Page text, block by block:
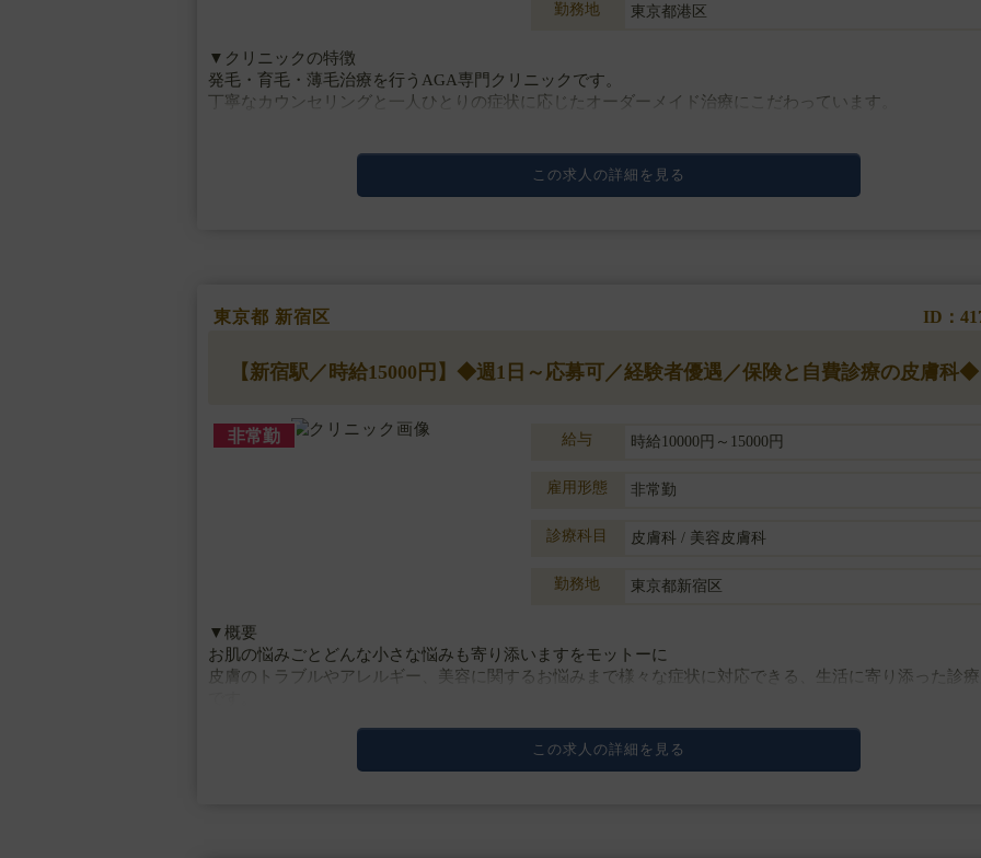
勤務地 東京都港区
▼クリニックの特徴
発毛・育毛・薄毛治療を行うAGA専門クリニックです。
丁寧なカウンセリングと一人ひとりの症状に応じたオーダーメイド治療にこだわっています。
この求人の詳細を見る
東京都 新宿区 ID：
【新宿駅／時給15000円】◆週1日～応募可／経験者優遇／保険と自費診療の皮膚科◆
非常勤 給与 時給10000円～15000円
雇用形態 非常勤
診療科目 皮膚科 / 美容皮膚科
勤務地 東京都新宿区
▼概要
お肌の悩みごとどんな小さな悩みも寄り添いますをモットーに
皮膚のトラブルやアレルギー、美容に関するお悩みまで様々な症状に対応できる、生活に寄り添った診
ニキビ、アトピー、花粉症、蕁麻疹、アレルギー疾患、アレルギー検査ララピール、CO2フラクショナ
この求人の詳細を見る